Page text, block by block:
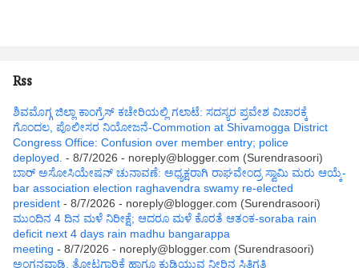
Rss
ಶಿವಮೊಗ್ಗ ಜಿಲ್ಲಾ ಕಾಂಗ್ರೆಸ್ ಕಚೇರಿಯಲ್ಲಿ ಗಲಾಟೆ: ಸದಸ್ಯರ ಪ್ರವೇಶ ವಿಚಾರಕ್ಕೆ
ಗೊಂದಲ, ಪೊಲೀಸರ ನಿಯೋಜನೆ-Commotion at Shivamogga District
Congress Office: Confusion over member entry; police
deployed. - 8/7/2026 - noreply@blogger.com (Surendrasoori)
ಬಾರ್ ಅಸೋಸಿಯೇಷನ್ ಚುನಾವಣೆ: ಅಧ್ಯಕ್ಷರಾಗಿ ರಾಘವೇಂದ್ರ ಸ್ವಾಮಿ ಮರು ಆಯ್ಕೆ-
bar association election raghavendra swamy re-elected
president - 8/7/2026 - noreply@blogger.com (Surendrasoori)
ಮುಂದಿನ 4 ದಿನ ಮಳೆ ನಿರೀಕ್ಷೆ; ಆದರೂ ಮಳೆ ಕೊರತೆ ಆತಂಕ-soraba rain
deficit next 4 days rain madhu bangarappa
meeting - 8/7/2026 - noreply@blogger.com (Surendrasoori)
ಅಂಗನವಾಡಿ, ತೋಟಗಾರಿಕೆ ಹಾಗೂ ಕುಡಿಯುವ ನೀರಿನ ಸ್ಥಿತಿಗತಿ